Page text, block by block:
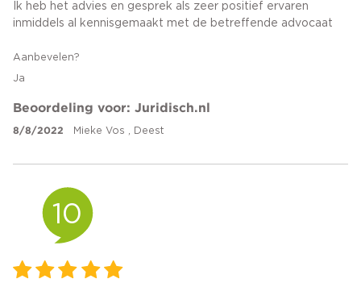
Ik heb het advies en gesprek als zeer positief ervaren
inmiddels al kennisgemaakt met de betreffende advocaat
Aanbevelen?
Ja
Beoordeling voor: Juridisch.nl
8/8/2022 Mieke Vos , Deest
10